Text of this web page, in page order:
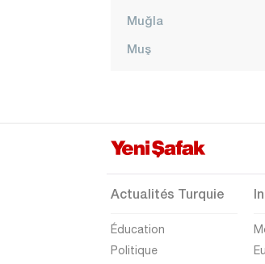
Muğla
Muş
Osmaniye
Rize
Samsun
Actualités Turquie
Éducation
Politique